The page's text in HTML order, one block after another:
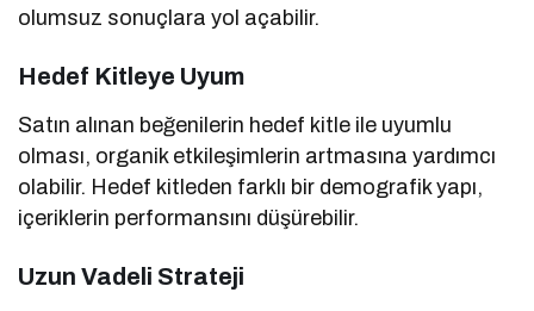
olumsuz sonuçlara yol açabilir.
Hedef Kitleye Uyum
Satın alınan beğenilerin hedef kitle ile uyumlu
olması, organik etkileşimlerin artmasına yardımcı
olabilir. Hedef kitleden farklı bir demografik yapı,
içeriklerin performansını düşürebilir.
Uzun Vadeli Strateji